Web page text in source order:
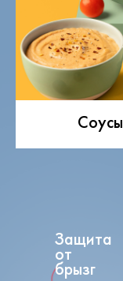
Соусы
Защита
от
брызг